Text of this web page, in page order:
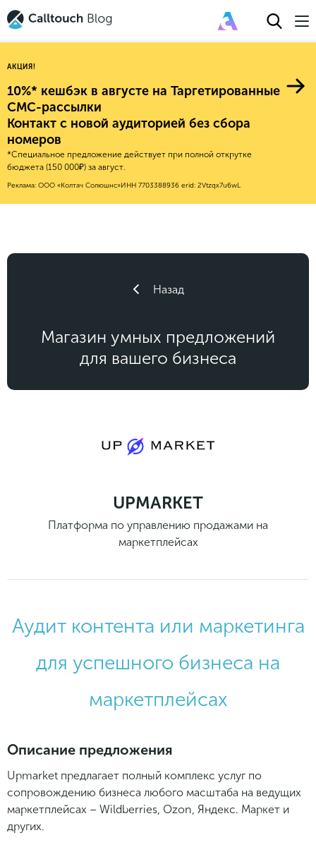
Авторитейл
Финансы
Е-коммерс
Фитнес
2025
2024
2021
2018
Новые продукты
Эксплейнеры
Обновления продуктов Calltouch
Индекс здоровья российского
Аналитика
Старт и идеи
Callday
MeetUp
АКЦИЯ!
10%* кешбэк в августе на Таргетированные
СМС-рассылки
Контакт с новой аудиторией без сбора
номеров
*Специальное предложение действует при полной открутке
бюджета (150 000₽) за август.
Реклама: ООО «Колтач Солюшнс»ИНН 7703388936 erid: 2Vtzqx7u6wL
Назад
Магазин умных предложений
для вашего бизнеса
UPMARKET
Платформа по управлению продажами на
маркетплейсах
Аудит контента или маркетинга
для успешного бизнеса на
маркетплейсах
Описание предложения
Upmarket предлагает полный комплекс услуг по
сопровождению бизнеса любого масштаба на ведущих
маркетплейсах – Wildberries, Ozon, Яндекс. Маркет и
других.